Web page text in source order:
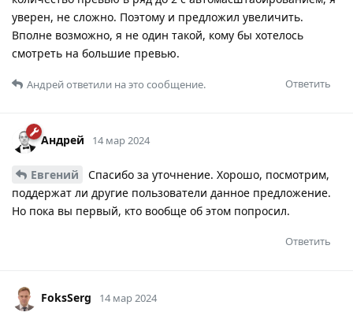
уверен, не сложно. Поэтому и предложил увеличить.
Вполне возможно, я не один такой, кому бы хотелось
смотреть на большие превью.
Ответить
Андрейответили на это сообщение.
Андрей 14 мар 2024
Евгений
Спасибо за уточнение. Хорошо, посмотрим,
поддержат ли другие пользователи данное предложение.
Но пока вы первый, кто вообще об этом попросил.
Ответить
FoksSerg 14 мар 2024